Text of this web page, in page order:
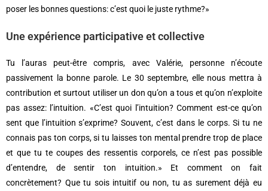
poser les bonnes questions: c’est quoi le juste rythme?»
Une expérience participative et collective
Tu l’auras peut-être compris, avec Valérie, personne n’écoute
passivement la bonne parole. Le 30 septembre, elle nous mettra à
contribution et surtout utiliser un don qu’on a tous et qu’on n’exploite
pas assez: l’intuition. «C’est quoi l’intuition? Comment est-ce qu’on
sent que l’intuition s’exprime? Souvent, c’est dans le corps. Si tu ne
connais pas ton corps, si tu laisses ton mental prendre trop de place
et que tu te coupes des ressentis corporels, ce n’est pas possible
d’entendre, de sentir ton intuition.» Et comment on fait
concrètement? Que tu sois intuitif ou non, tu as surement déjà eu